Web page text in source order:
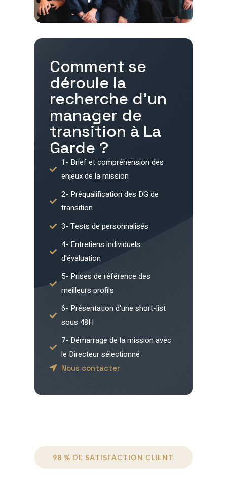
Comment se
déroule la
recherche d'un
manager de
transition à La
Garde ?
1- Brief et compréhension des
enjeux de la mission
2- Préqualification des DG de
transition
3- Tests de personnalisés
4- Entretiens individuels
d'évaluation
5- Prises de référence des
meilleurs profils
6- Présentation d'une short-list
sous 48H
7- Démarrage de la mission avec
le Directeur sélectionné
Nous contacter
98 % DE SATISFACTION CLIENT